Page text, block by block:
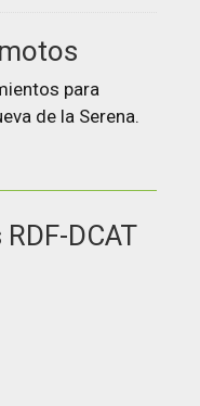
para
de la Serena.
DCAT